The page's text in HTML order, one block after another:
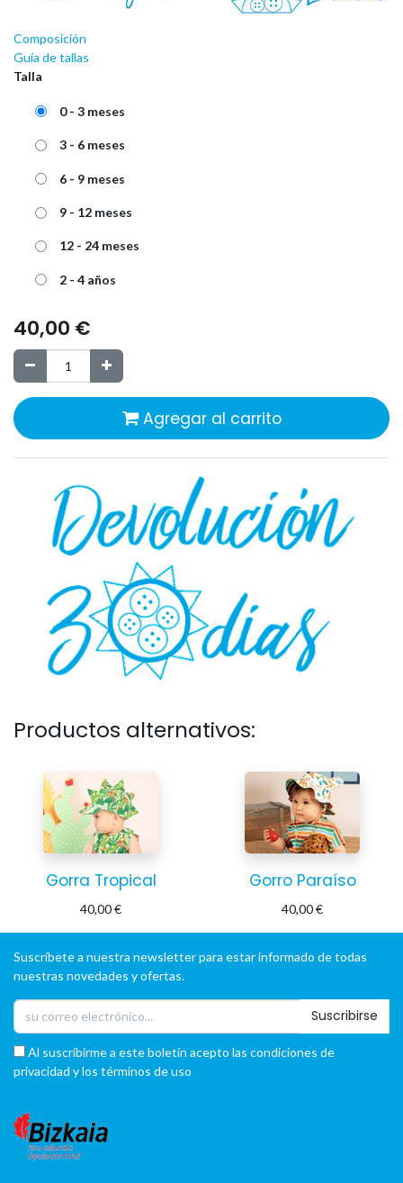
Composición
Guía de tallas
Talla
0 - 3 meses
3 - 6 meses
6 - 9 meses
9 - 12 meses
12 - 24 meses
2 - 4 años
40,00 €
Agregar al carrito
Productos alternativos:
Gorra Tropical
40,00€
Gorro Paraíso
40,00€
Suscríbete a nuestra newsletter para estar informado de todas
nuestras novedades y ofertas.
Suscribirse
Al suscribirme a este boletín acepto las condiciones de
privacidad y los términos de uso